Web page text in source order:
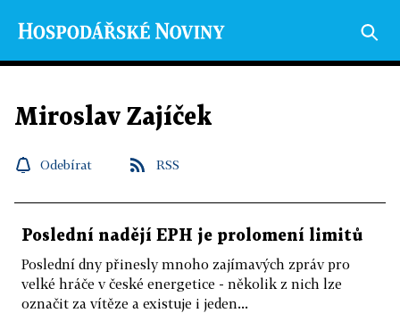
Miroslav Zajíček
Odebírat RSS
Poslední nadějí EPH je prolomení limitů
Poslední dny přinesly mnoho zajímavých zpráv pro
velké hráče v české energetice - několik z nich lze
označit za vítěze a existuje i jeden...